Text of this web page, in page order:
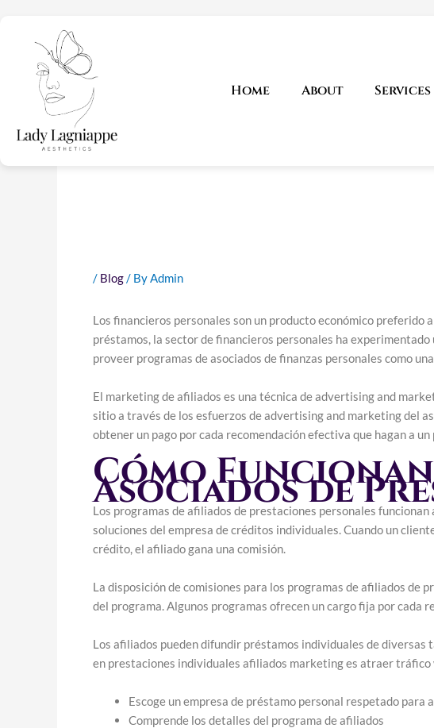
content
Home About Services
/ Blog/ ByAdmin
Los financieros personales son un producto económico preferido
préstamos, la sector de financieros personales ha
proveer programas de asociados de finanzas personales como
El marketing de afiliados es una técnica de advertising and
sitio a través de los esfuerzos de advertising and marketing del
obtener un pago por cada recomendación efectiva que hagan a
Cómo
Asociados de
Los programas de afiliados de prestaciones personales
soluciones del empresa de créditos individuales. Cuando un
crédito, el afiliado gana una comisión.
La disposición de comisiones para los programas de afiliados de
del programa. Algunos programas ofrecen un cargo fija por
Los afiliados pueden difundir préstamos individuales de
en prestaciones individuales afiliados marketing es atraer
Escoge un empresa de préstamo personal respetado para
Comprende los detalles del programa de afiliados